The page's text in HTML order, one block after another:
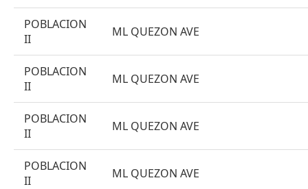
POBLACION
II
ML QUEZON AVE
POBLACION
II
ML QUEZON AVE
POBLACION
II
ML QUEZON AVE
POBLACION
II
ML QUEZON AVE